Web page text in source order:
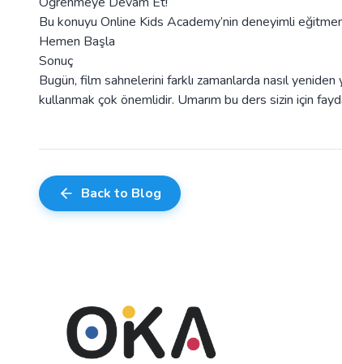
Bu konuyu Online Kids Academy’nin deneyimli
Hemen Başla
Sonuç
Bugün, film sahnelerini farklı zamanlarda nasıl
kullanmak çok önemlidir. Umarım bu ders sizin için
Back to Blog